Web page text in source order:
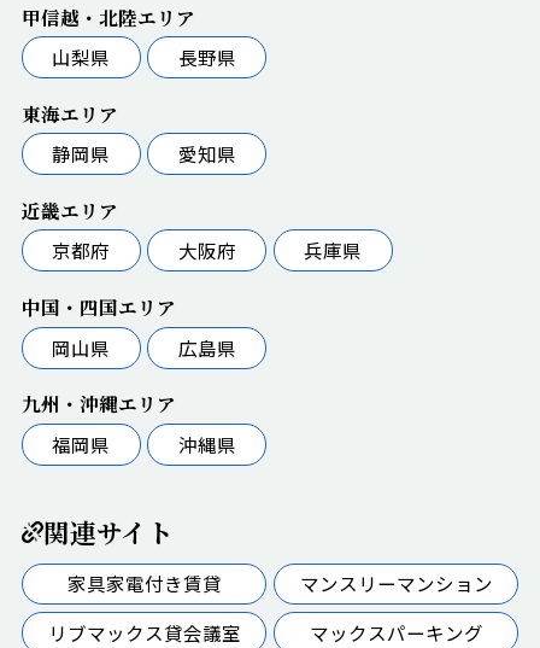
甲信越・北陸エリア
山梨県
長野県
東海エリア
静岡県
愛知県
近畿エリア
京都府
大阪府 兵庫県
中国・四国エリア
岡山県
広島県
九州・沖縄エリア
福岡県
沖縄県
関連サイト
家具家電付き賃貸
マンスリーマンション
リブマックス貸会議室
マックスパーキング